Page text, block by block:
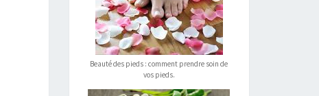
Beauté des pieds : comment prendre soin de
vos pieds.